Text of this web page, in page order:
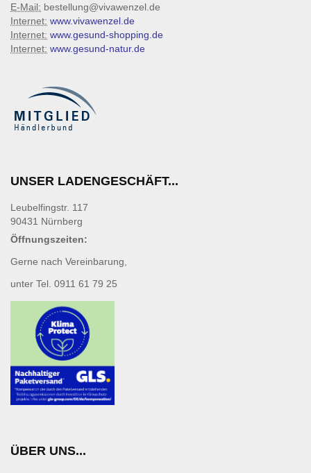
E-Mail: bestellung@vivawenzel.de
Internet: www.vivawenzel.de
Internet: www.gesund-shopping.de
Internet: www.gesund-natur.de
UNSER LADENGESCHÄFT...
Leubelfingstr. 117
90431 Nürnberg
Öffnungszeiten:
Gerne nach Vereinbarung,
unter Tel. 0911 61 79 25
ÜBER UNS...